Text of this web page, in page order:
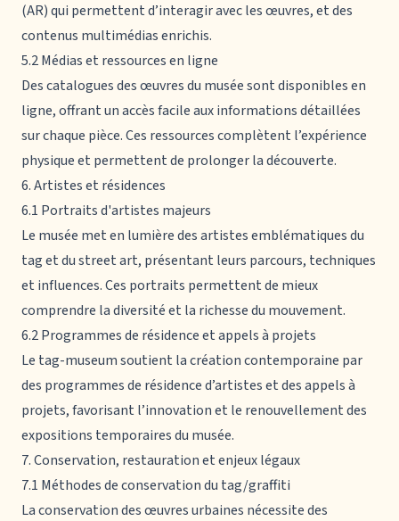
(AR) qui permettent d’interagir avec les œuvres, et des
contenus multimédias enrichis.
5.2 Médias et ressources en ligne
Des catalogues des œuvres du musée sont disponibles en
ligne, offrant un accès facile aux informations détaillées
sur chaque pièce. Ces ressources complètent l’expérience
physique et permettent de prolonger la découverte.
6. Artistes et résidences
6.1 Portraits d'artistes majeurs
Le musée met en lumière des artistes emblématiques du
tag et du street art, présentant leurs parcours, techniques
et influences. Ces portraits permettent de mieux
comprendre la diversité et la richesse du mouvement.
6.2 Programmes de résidence et appels à projets
Le tag-museum soutient la création contemporaine par
des programmes de résidence d’artistes et des appels à
projets, favorisant l’innovation et le renouvellement des
expositions temporaires du musée.
7. Conservation, restauration et enjeux légaux
7.1 Méthodes de conservation du tag/graffiti
La conservation des œuvres urbaines nécessite des